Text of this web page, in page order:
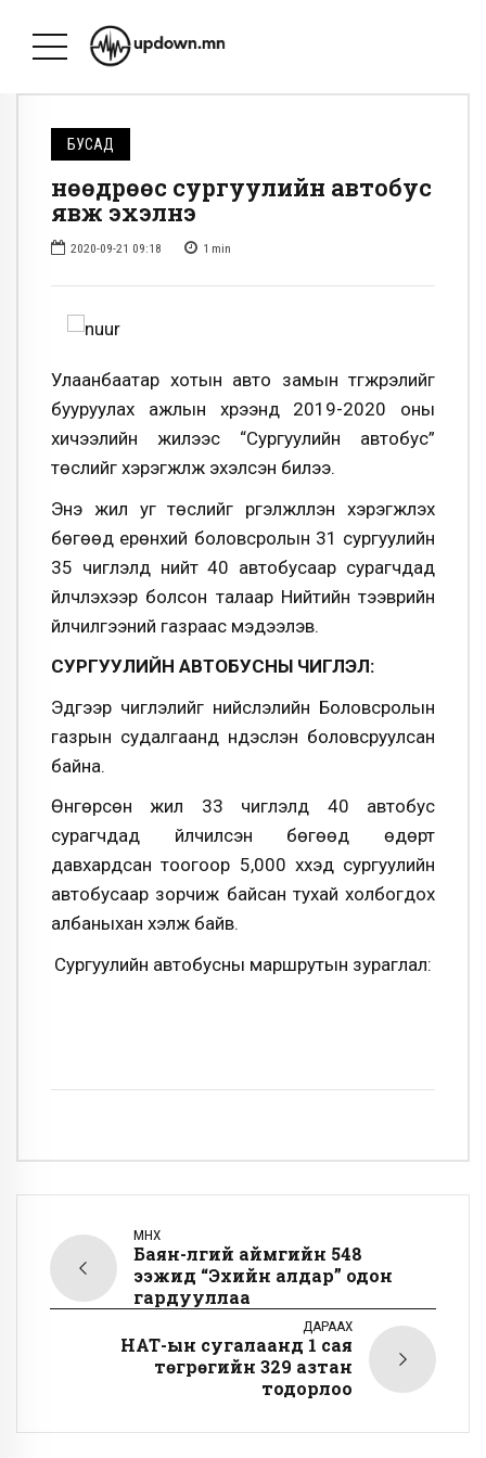
БУСАД
Өнөөдрөөс сургуулийн автобус
явж эхэлнэ
2020-09-21 09:18 1 min
Улаанбаатар хотын авто замын түгжрэлийг
бууруулах ажлын хүрээнд 2019-2020 оны
хичээлийн жилээс “Сургуулийн автобус”
төслийг хэрэгжүүлж эхэлсэн билээ.
Энэ жил уг төслийг үргэлжлүүлэн хэрэгжүүлэх
бөгөөд ерөнхий боловсролын 31 сургуулийн
35 чиглэлд нийт 40 автобусаар сурагчдад
үйлчлэхээр болсон талаар Нийтийн тээврийн
үйлчилгээний газраас мэдээлэв.
СУРГУУЛИЙН АВТОБУСНЫ ЧИГЛЭЛ:
Эдгээр чиглэлийг нийслэлийн Боловсролын
газрын судалгаанд үндэслэн боловсруулсан
байна.
Өнгөрсөн жил 33 чиглэлд 40 автобус
сурагчдад үйлчилсэн бөгөөд өдөрт
давхардсан тоогоор 5,000 хүүхэд сургуулийн
автобусаар зорчиж байсан тухай холбогдох
албаныхан хэлж байв.
Сургуулийн автобусны маршрутын зураглал:
ӨМНӨХ
Баян-Өлгий аймгийн 548
ээжид “Эхийн алдар” одон
гардууллаа
ДАРААХ
НӨАТ-ын сугалаанд 1 сая
төгрөгийн 329 азтан
тодорлоо